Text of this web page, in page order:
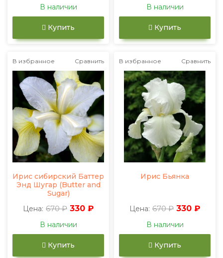
В наличии
Купить
В наличии
Купить
В избранное Сравнить
Ирис сибирский Баттер
Энд Шугар (Butter and
Sugar)
Цена: 670 ₽ 330 ₽
В наличии
Купить
В избранное Сравнить
Ирис Бьянка
Цена: 670 ₽ 330 ₽
В наличии
Купить